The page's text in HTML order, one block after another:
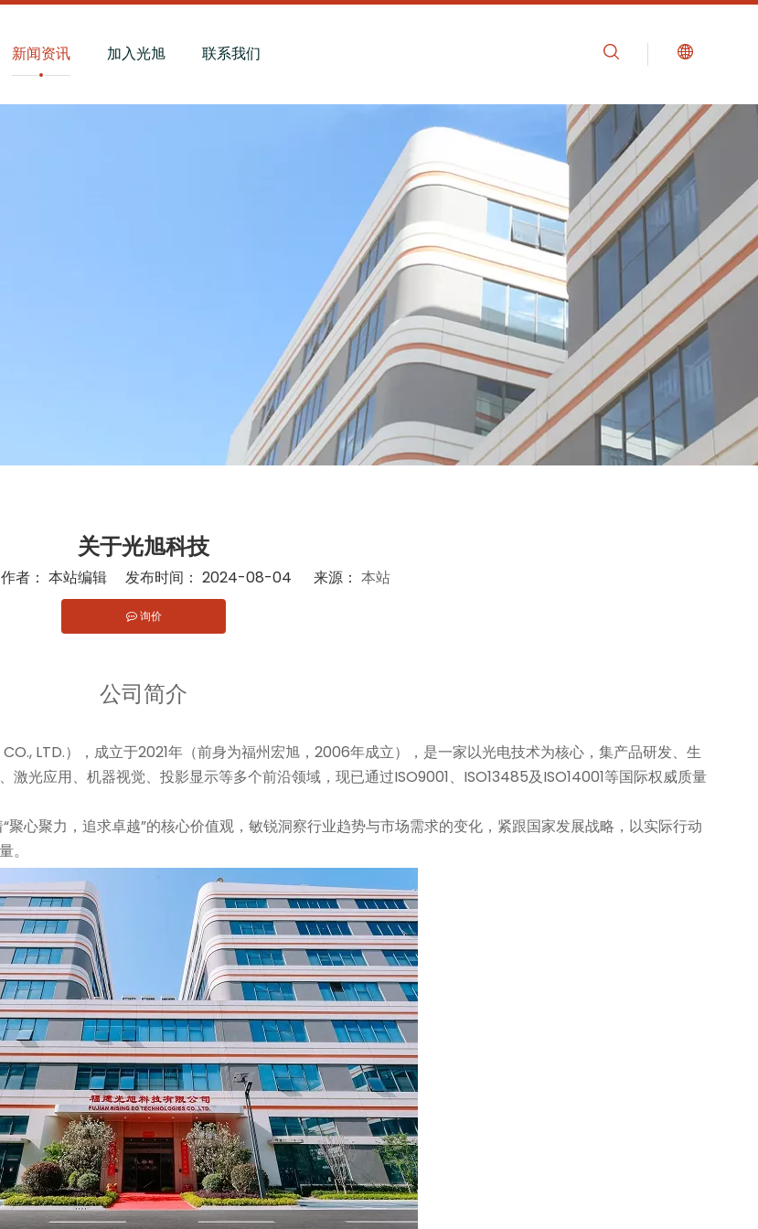
新闻资讯 加入光旭 联系我们
关于光旭科技
者： 本站编辑 发布时间： 2024-08-04 来源： 本站
询价
公司简介
LTD.），成立于2021年（前身为福州宏旭，2006年成立），是一家以光电技术为核心，集产品研发、生
光应用、机器视觉、投影显示等多个前沿领域，现已通过ISO9001、ISO13485及ISO14001等国际权威质量
心聚力，追求卓越”的核心价值观，敏锐洞察行业趋势与市场需求的变化，紧跟国家发展战略，以实际行动
。